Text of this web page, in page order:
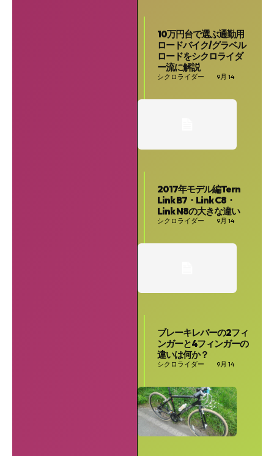
10万円台で選ぶ通勤用
ロードバイク/グラベル
ロードをシクロライダ
ー流に解説
シクロライダー 9月 14
2017年モデル編Tern
Link B7・Link C8・
Link N8の大きな違い
シクロライダー 9月 14
ブレーキレバーの2フィ
ンガーと4フィンガーの
違いは何か？
シクロライダー 9月 14